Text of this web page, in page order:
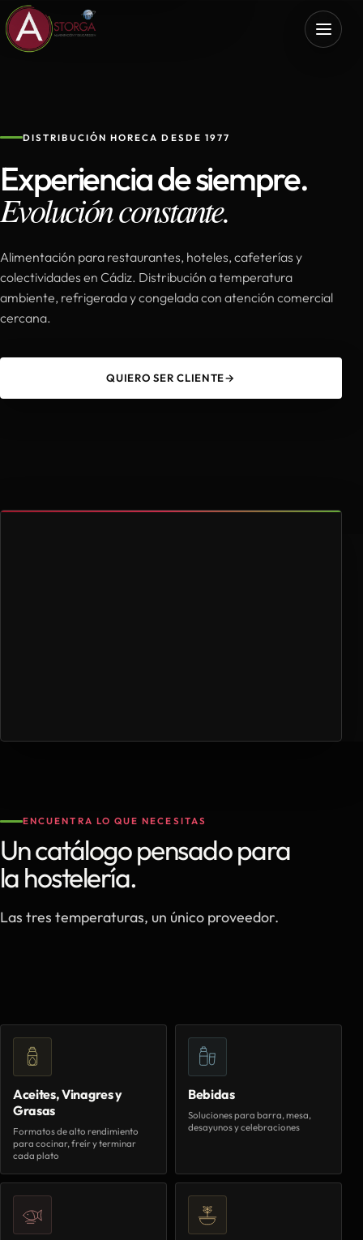
DISTRIBUCIÓN HORECA DESDE 1977
Experiencia de siempre.
Evolución constante.
Alimentación para restaurantes, hoteles, cafeterías y
colectividades en Cádiz. Distribución a temperatura
ambiente, refrigerada y congelada con atención comercial
cercana.
QUIERO SER CLIENTE→
ENCUENTRA LO QUE NECESITAS
Un catálogo pensado para
la hostelería.
Las tres temperaturas, un único proveedor.
Aceites, Vinagres y
Grasas
Formatos de alto rendimiento
para cocinar, freír y terminar
cada plato
Bebidas
Soluciones para barra, mesa,
desayunos y celebraciones